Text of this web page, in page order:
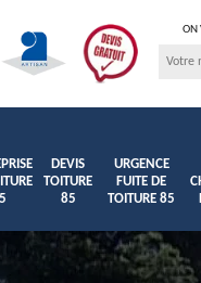
ON
DEVIS
TOITURE
85
URGENCE
FUITE DE
TOITURE 85